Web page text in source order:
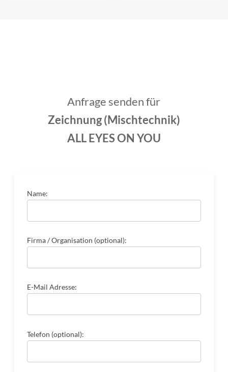
Anfrage senden für
Zeichnung (Mischtechnik)
ALL EYES ON YOU
Name:
Firma / Organisation (optional):
E-Mail Adresse:
Telefon (optional):